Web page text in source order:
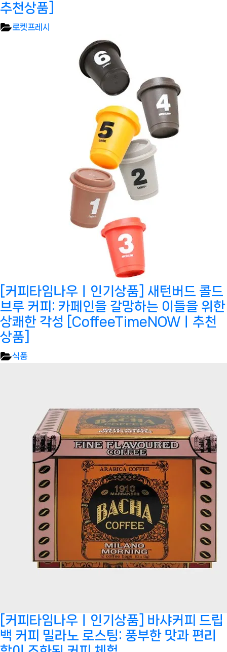
추천상품]
로켓프레시
[커피타임나우ㅣ인기상품] 새턴버드 콜드
브루 커피: 카페인을 갈망하는 이들을 위한
상쾌한 각성 [CoffeeTimeNOWㅣ추천
상품]
식품
[커피타임나우ㅣ인기상품] 바샤커피 드립
백 커피 밀라노 로스팅: 풍부한 맛과 편리